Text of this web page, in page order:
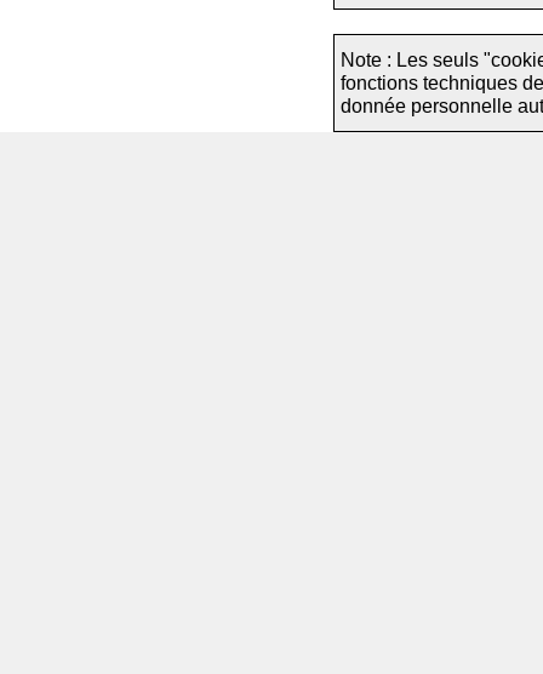
Note : Les seuls
fonctions techniques
donnée personnelle